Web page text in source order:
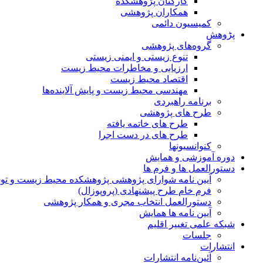
همکاران پژوهشی
کمیسیون دائمی
پڑوهش
گروه‌های پژوهشی
تنوع زیستی و ایمنی زیستی
ارزیابی و مخاطرات محیط زیست
اقتصاد محیط زیست
مهندسی محیط زیست و پایش آلاینده‌ها
برنامه راهبردی
طرح های پژوهشی
طرح های خاتمه یافته
طرح های در دست اجرا
کنوانسیونها
دوره آموزشی و همایش
دستورالعمل ها و فرم ها
آیین نامه شوارای پژوهشی پژوهشکده محیط زیست و
فرم خام طرح پیشنهادی (پروپوزال)
دستورالعمل انتخاب مجری و همکار پژوهشی
آیین نامه ها همایش
شبکه علمی تغییر اقلیم
جلسات
انتشارات
آئین‌نامه انتشارات